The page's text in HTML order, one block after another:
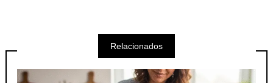
Relacionados